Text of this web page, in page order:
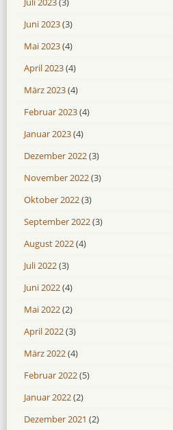
Juni 2023(3)
Mai 2023(4)
April 2023(4)
März 2023(4)
Februar 2023(4)
Januar 2023(4)
Dezember 2022(3)
November 2022(3)
Oktober 2022(3)
September 2022(3)
August 2022(4)
Juli 2022(3)
Juni 2022(4)
Mai 2022(2)
April 2022(3)
März 2022(4)
Februar 2022(5)
Januar 2022(2)
Dezember 2021 (2)